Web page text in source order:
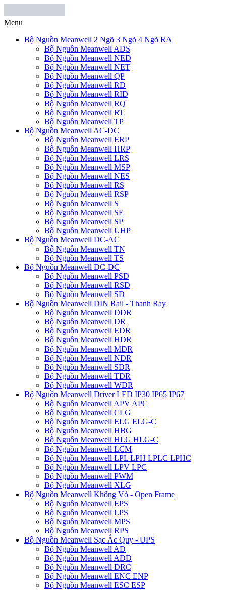
Menu
Bộ Nguồn Meanwell 2 Ngõ 3 Ngõ 4 Ngõ RA
Bộ Nguồn Meanwell ADS
Bộ Nguồn Meanwell NED
Bộ Nguồn Meanwell NET
Bộ Nguồn Meanwell QP
Bộ Nguồn Meanwell RD
Bộ Nguồn Meanwell RID
Bộ Nguồn Meanwell RQ
Bộ Nguồn Meanwell RT
Bộ Nguồn Meanwell TP
Bộ Nguồn Meanwell AC-DC
Bộ Nguồn Meanwell ERP
Bộ Nguồn Meanwell HRP
Bộ Nguồn Meanwell LRS
Bộ Nguồn Meanwell MSP
Bộ Nguồn Meanwell NES
Bộ Nguồn Meanwell RS
Bộ Nguồn Meanwell RSP
Bộ Nguồn Meanwell S
Bộ Nguồn Meanwell SE
Bộ Nguồn Meanwell SP
Bộ Nguồn Meanwell UHP
Bộ Nguồn Meanwell DC-AC
Bộ Nguồn Meanwell TN
Bộ Nguồn Meanwell TS
Bộ Nguồn Meanwell DC-DC
Bộ Nguồn Meanwell PSD
Bộ Nguồn Meanwell RSD
Bộ Nguồn Meanwell SD
Bộ Nguồn Meanwell DIN Rail - Thanh Ray
Bộ Nguồn Meanwell DDR
Bộ Nguồn Meanwell DR
Bộ Nguồn Meanwell EDR
Bộ Nguồn Meanwell HDR
Bộ Nguồn Meanwell MDR
Bộ Nguồn Meanwell NDR
Bộ Nguồn Meanwell SDR
Bộ Nguồn Meanwell TDR
Bộ Nguồn Meanwell WDR
Bộ Nguồn Meanwell Driver LED IP30 IP65 IP67
Bộ Nguồn Meanwell APV APC
Bộ Nguồn Meanwell CLG
Bộ Nguồn Meanwell ELG ELG-C
Bộ Nguồn Meanwell HBG
Bộ Nguồn Meanwell HLG HLG-C
Bộ Nguồn Meanwell LCM
Bộ Nguồn Meanwell LPL LPH LPLC LPHC
Bộ Nguồn Meanwell LPV LPC
Bộ Nguồn Meanwell PWM
Bộ Nguồn Meanwell XLG
Bộ Nguồn Meanwell Không Vỏ - Open Frame
Bộ Nguồn Meanwell EPS
Bộ Nguồn Meanwell LPS
Bộ Nguồn Meanwell MPS
Bộ Nguồn Meanwell RPS
Bộ Nguồn Meanwell Sạc Ắc Quy - UPS
Bộ Nguồn Meanwell AD
Bộ Nguồn Meanwell ADD
Bộ Nguồn Meanwell DRC
Bộ Nguồn Meanwell ENC ENP
Bộ Nguồn Meanwell ESC ESP